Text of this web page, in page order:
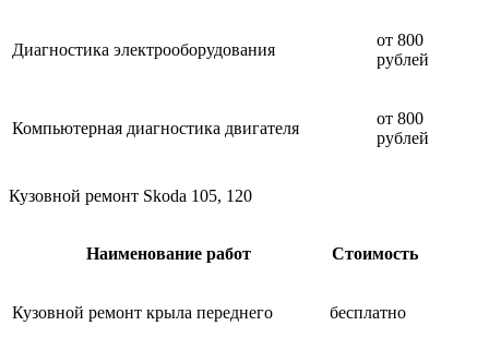
Диагностика электрооборудования
от 800
рублей
Компьютерная диагностика двигателя
от 800
рублей
Кузовной ремонт Skoda 105, 120
Наименование работ Стоимость
Кузовной ремонт крыла переднего бесплатно